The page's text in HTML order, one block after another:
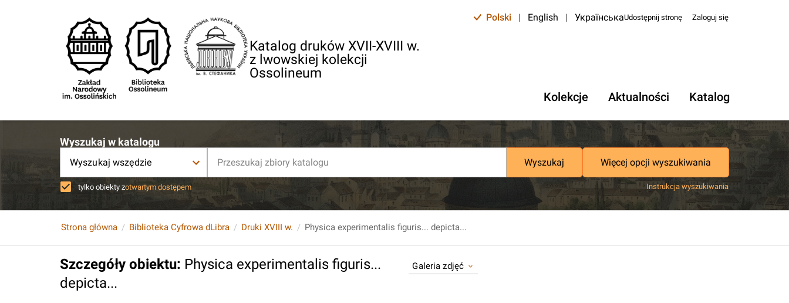
Katalog druków XVII-XVIII w.
z lwowskiej kolekcji
Ossolineum
Polski | English | УкраїнськаUdostępnij stronę Zaloguj się
Kolekcje Aktualności Katalog
Wyszukaj w katalogu
Wyszukaj wszędzie Wyszukaj Więcej opcji wyszukiwania
tylko obiekty zotwartym dostępem Instrukcja wyszukiwania
Strona główna Biblioteka Cyfrowa dLibra Druki XVIII w. Physica experimentalis figuris... depicta...
Szczegóły obiektu: Physica experimentalis figuris...
depicta...
Galeria zdjęć